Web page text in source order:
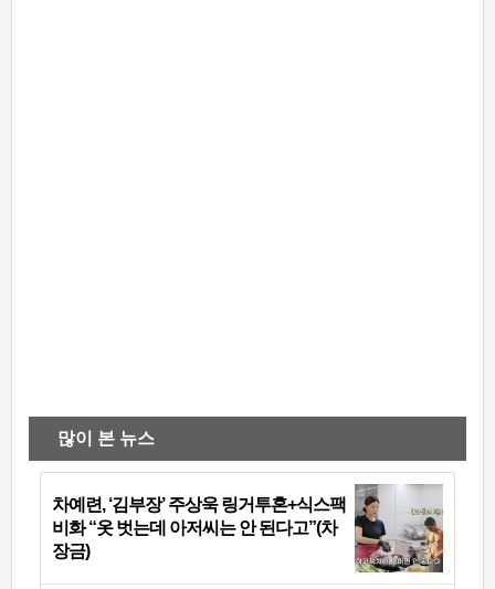
많이 본 뉴스
차예련, ‘김부장’ 주상욱 링거투혼+식스팩
비화 “옷 벗는데 아저씨는 안 된다고”(차
장금)